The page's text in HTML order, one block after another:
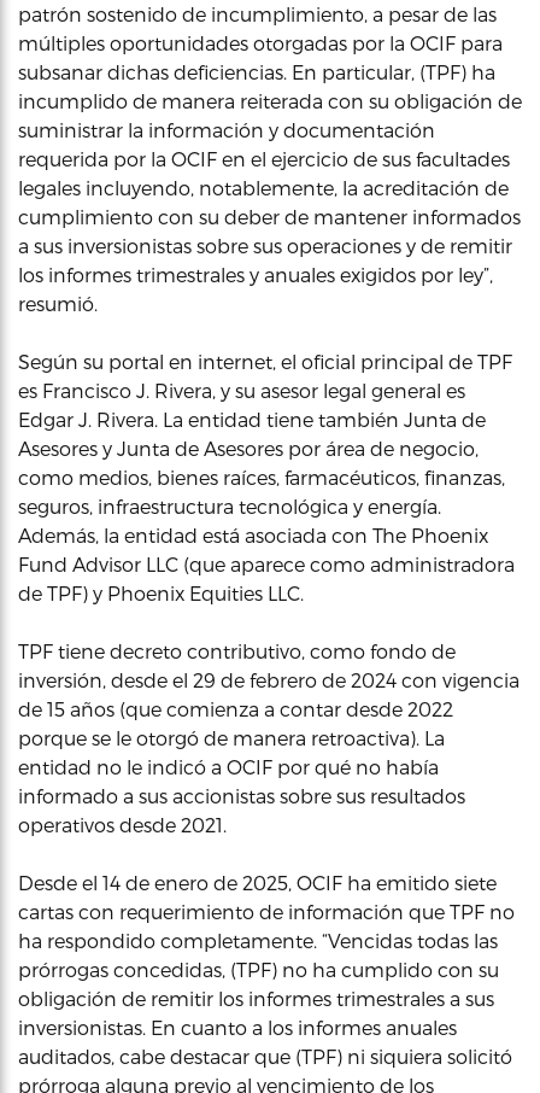
patrón sostenido de incumplimiento, a pesar de las
múltiples oportunidades otorgadas por la OCIF para
subsanar dichas deficiencias. En particular, (TPF) ha
incumplido de manera reiterada con su obligación de
suministrar la información y documentación
requerida por la OCIF en el ejercicio de sus facultades
legales incluyendo, notablemente, la acreditación de
cumplimiento con su deber de mantener informados
a sus inversionistas sobre sus operaciones y de remitir
los informes trimestrales y anuales exigidos por ley”,
resumió.
Según su portal en internet, el oficial principal de TPF
es Francisco J. Rivera, y su asesor legal general es
Edgar J. Rivera. La entidad tiene también Junta de
Asesores y Junta de Asesores por área de negocio,
como medios, bienes raíces, farmacéuticos, finanzas,
seguros, infraestructura tecnológica y energía.
Además, la entidad está asociada con The Phoenix
Fund Advisor LLC (que aparece como administradora
de TPF) y Phoenix Equities LLC.
TPF tiene decreto contributivo, como fondo de
inversión, desde el 29 de febrero de 2024 con vigencia
de 15 años (que comienza a contar desde 2022
porque se le otorgó de manera retroactiva). La
entidad no le indicó a OCIF por qué no había
informado a sus accionistas sobre sus resultados
operativos desde 2021.
Desde el 14 de enero de 2025, OCIF ha emitido siete
cartas con requerimiento de información que TPF no
ha respondido completamente. “Vencidas todas las
prórrogas concedidas, (TPF) no ha cumplido con su
obligación de remitir los informes trimestrales a sus
inversionistas. En cuanto a los informes anuales
auditados, cabe destacar que (TPF) ni siquiera solicitó
prórroga alguna previo al vencimiento de los